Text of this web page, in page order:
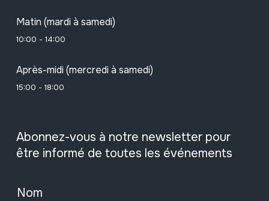
Matin (mardi à samedi)
10:00 - 14:00
Après-midi (mercredi à samedi)
15:00 - 18:00
Abonnez-vous à notre newsletter pour
être informé de toutes les événements
Nom